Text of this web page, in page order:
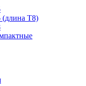
T8)